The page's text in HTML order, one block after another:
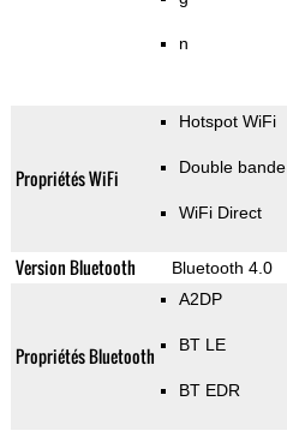
n
Propriétés WiFi
Hotspot WiFi
Double bande
WiFi Direct
Version Bluetooth Bluetooth 4.0
Propriétés Bluetooth
A2DP
BT LE
BT EDR